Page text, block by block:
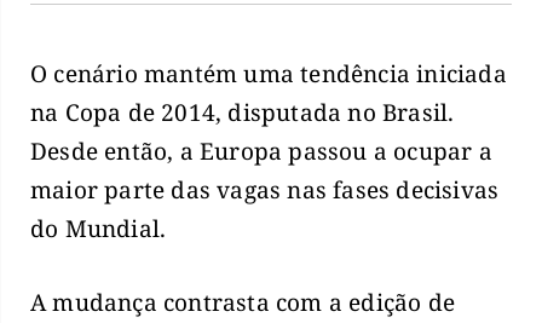
O cenário mantém uma tendência iniciada
na Copa de 2014, disputada no Brasil.
Desde então, a Europa passou a ocupar a
maior parte das vagas nas fases decisivas
do Mundial.
A mudança contrasta com a edição de